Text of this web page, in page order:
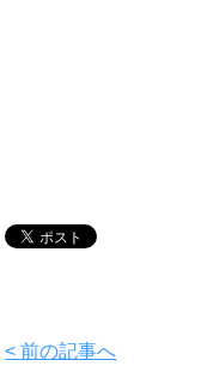
< 前の記事へ